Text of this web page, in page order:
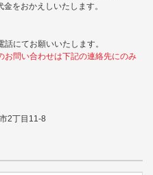
をおかえしいたします。
話にてお願いいたします。
問い合わせは下記の連絡先にのみ
2丁目11-8